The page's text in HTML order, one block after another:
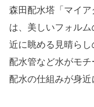
森田配水塔「マイ
は、美しいフォル
近に眺める見晴ら
配水管など水がモチ
配水の仕組みが身近